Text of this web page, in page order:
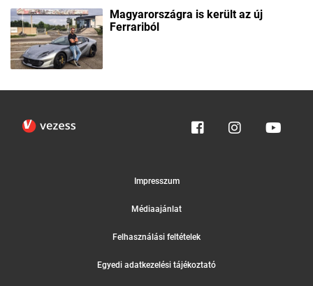
Magyarországra is került az új
Ferrariból
Impresszum
Médiaajánlat
Felhasználási feltételek
Egyedi adatkezelési tájékoztató